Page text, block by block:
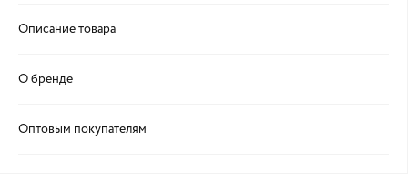
Описание товара
О бренде
Оптовым покупателям